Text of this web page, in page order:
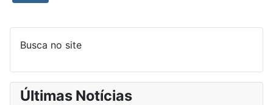
Busca no site
Últimas Notícias